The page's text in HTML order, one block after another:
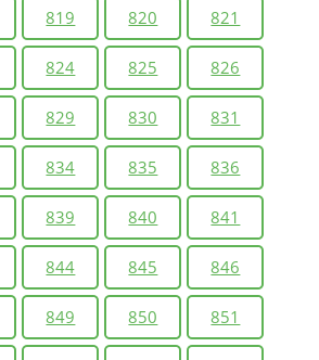
819 820 821
824 825 826
829 830 831
834 835 836
839 840 841
844 845 846
849 850 851